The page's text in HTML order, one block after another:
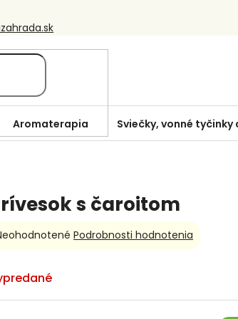
Aromaterapia Sviečky, vonné tyčinky
s čaroitom
Podrobnosti hodnotenia